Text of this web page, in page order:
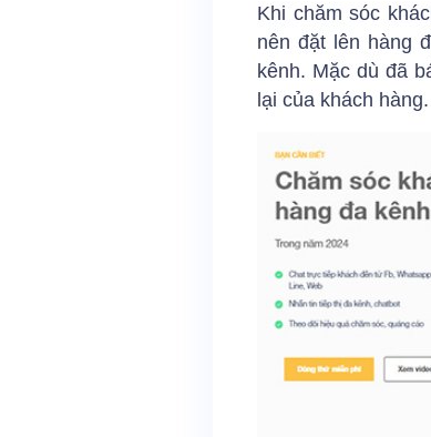
Khi chăm sóc
nên đặt lên hàng
kênh. Mặc dù đã
lại của khách hàng.